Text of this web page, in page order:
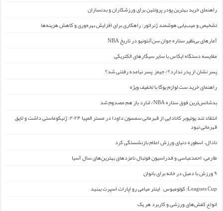
راهنمای خرید بهترین پودر پروتئین برای ورزشکاران و بدنسازان
تشخیص و عیب‌یابی هوشمند ژنراتور: راهکاری برای افزایش بهره‌وری و کاهش هزینه‌ها
آمارهای بی‌نظیر ستاره جوان سن‌آنتونیو در تاریخ NBA
مقایسه دستگاه ایکاس با سایر سیگارهای الکتریکی
پسر نشان از پدر ندارد؟/ جیمز ِ پسر نیامده رفتنی شد؟
راهنمای خرید ست لوازم یوگا با تخفیف ویژه
بدشانس‌ترین فوق ستاره NBA/ لنارد باز هم مصدوم شد
انتقاد تند یوتیوبر کانادایی از قهرمانی سمسون داودا در مستر المپیا ۲۰۲۴: ژنیکوماستی داشت و لایق
قهرمانی نبود
نادال، اسطوره دنیای ورزش اعلام بازنشستگی کرد
طارمی، احمدعباسی و فدراسیون فوتبال نامزدهای بهترین‌های سال آسیا
۹ ورزش با دمبل در خانه برای بانوان
Leagues Cup: کولومبوس – اینتر میامی رو اپارات اسپرت ببنید
انواع کفش‌های ورزشی و کاربرد هر یک